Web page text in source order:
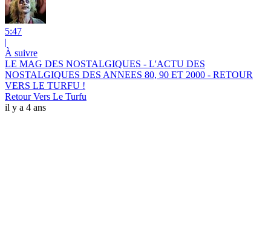
5:47
|
À suivre
LE MAG DES NOSTALGIQUES - L'ACTU DES
NOSTALGIQUES DES ANNEES 80, 90 ET 2000 - RETOUR
VERS LE TURFU !
Retour Vers Le Turfu
il y a 4 ans